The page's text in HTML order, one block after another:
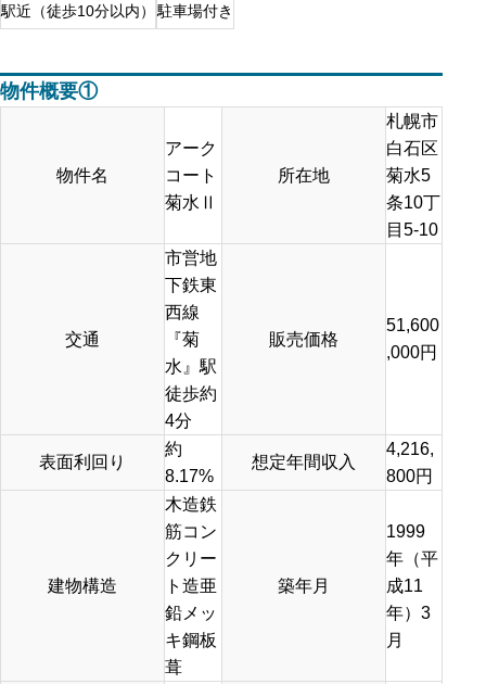
駅近（徒歩10分以内） 駐車場付き
物件概要①
物件名
アーク
コート
菊水Ⅱ
所在地
札幌市
白石区
菊水5
条10丁
目5-10
交通
市営地
下鉄東
西線
『菊
水』駅
徒歩約
4分
販売価格
51,600
,000円
表面利回り
約
8.17%
想定年間収入
4,216,
800円
建物構造
木造鉄
筋コン
クリー
ト造亜
鉛メッ
キ鋼板
葺
築年月
1999
年（平
成11
年）3
月